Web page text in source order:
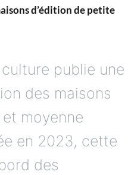
d’édition de petite
publie une
des maisons
moyenne
en 2023, cette
des